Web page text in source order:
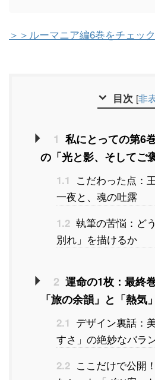
＞＞ルーマニア編6巻をチェッ
目次 [非
1 私にとっての第6
の「光と影、そしてご
1.1
こだわった点：
一夜と、魂の吐露
1.2 執筆の苦悩：ど
別れ」を描けるか
2 運命の1枚：最終
「旅の余韻」と「熱気」
2.1 デザイン裏話：
すさ」の絶妙なバラ
2.2 ここだけで公開